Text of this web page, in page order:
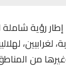
رؤية شاملة
وغيرها من